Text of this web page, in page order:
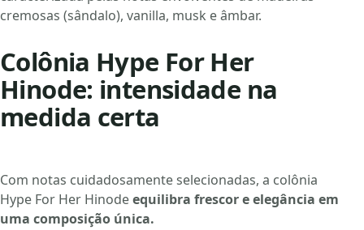
cremosas (sândalo), vanilla, musk e âmbar.
Colônia Hype For Her
Hinode: intensidade na
medida certa
Com notas cuidadosamente selecionadas, a colônia
Hype For Her Hinodeequilibra frescor e elegância em
uma composição única.